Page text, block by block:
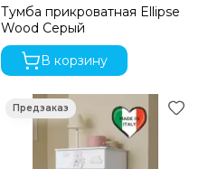
Тумба прикроватная Ellipse
Wood Серый
В корзину